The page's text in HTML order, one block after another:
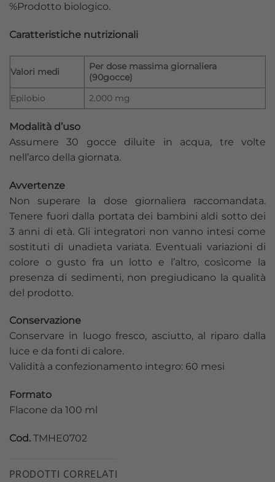
%Prodotto biologico.
Caratteristiche nutrizionali
Valori medi
Per dose massima giornaliera
(90gocce)
Epilobio
2.000 mg
Modalità d’uso
Assumere 30 gocce diluite in acqua, tre volte
nell’arco della giornata.
Avvertenze
Non superare la dose giornaliera raccomandata.
Tenere fuori dalla portata dei bambini aldi sotto dei
3 anni di età. Gli integratori non vanno intesi come
sostituti di unadieta variata. Eventuali variazioni di
colore o gusto fra un lotto e l’altro, cosìcome la
presenza di sedimenti, non pregiudicano la qualità
del prodotto.
Conservazione
Conservare in luogo fresco, asciutto, al riparo dalla
luce e da fonti di calore.
Validità a confezionamento integro: 60 mesi
Formato
Flacone da 100 ml
Cod. TMHE0702
PRODOTTI CORRELATI